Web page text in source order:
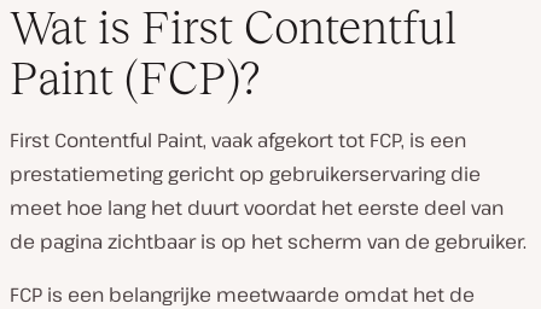
Wat is First Contentful
Paint (FCP)?
First Contentful Paint, vaak afgekort tot FCP, is een
prestatiemeting gericht op gebruikerservaring die
meet hoe lang het duurt voordat het eerste deel van
de pagina zichtbaar is op het scherm van de gebruiker.
FCP is een belangrijke meetwaarde omdat het de